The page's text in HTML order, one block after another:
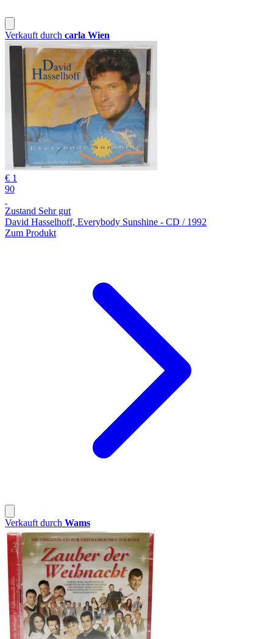
Verkauft durch carla Wien
€ 1
90
Zustand Sehr gut
David Hasselhoff, Everybody Sunshine - CD / 1992
Zum Produkt
Verkauft durch Wams